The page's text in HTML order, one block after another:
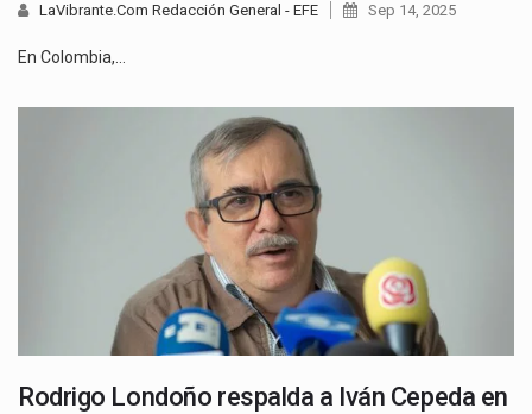
LaVibrante.Com Redacción General - EFE Sep 14, 2025
En Colombia,…
Rodrigo Londoño respalda a Iván Cepeda en